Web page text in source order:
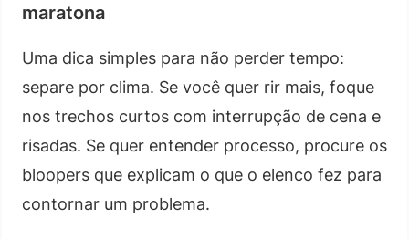
maratona
Uma dica simples para não perder tempo:
separe por clima. Se você quer rir mais, foque
nos trechos curtos com interrupção de cena e
risadas. Se quer entender processo, procure os
bloopers que explicam o que o elenco fez para
contornar um problema.